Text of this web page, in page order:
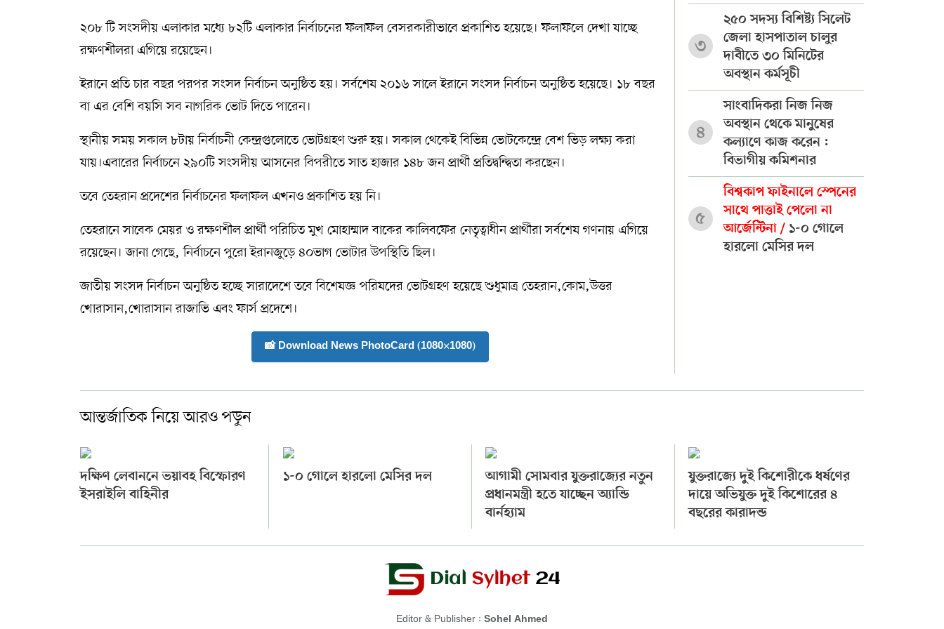
২০৮ টি সংসদীয় এলাকার মধ্যে ৮২টি এলাকার নির্বাচনের ফলাফল বেসরকারীভাবে প্রকাশিত হয়েছে। ফলাফলে দেখা যাচ্ছে
রক্ষণশীলরা এগিয়ে রয়েছেন।
ইরানে প্রতি চার বছর পরপর সংসদ নির্বাচন অনুষ্ঠিত হয়। সর্বশেষ ২০১৬ সালে ইরানে সংসদ নির্বাচন অনুষ্ঠিত হয়েছে। ১৮ বছর
বা এর বেশি বয়সি সব নাগরিক ভোট দিতে পারেন।
স্থানীয় সময় সকাল ৮টায় নির্বাচনী কেন্দ্রগুলোতে ভোটগ্রহণ শুরু হয়। সকাল থেকেই বিভিন্ন ভোটকেন্দ্রে বেশ ভিড় লক্ষ্য করা
যায়।এবারের নির্বাচনে ২৯০টি সংসদীয় আসনের বিপরীতে সাত হাজার ১৪৮ জন প্রার্থী প্রতিদ্বন্দ্বিতা করছেন।
তবে তেহরান প্রদেশের নির্বাচনের ফলাফল এখনও প্রকাশিত হয় নি।
তেহরানে সাবেক মেয়র ও রক্ষণশীল প্রার্থী পরিচিত মুখ মোহাম্মাদ বাকের কালিবফের নেতৃত্বাধীন প্রার্থীরা সর্বশেষ গণনায় এগিয়ে
রয়েছেন। জানা গেছে, নির্বাচনে পুরো ইরানজুড়ে ৪০ভাগ ভোটার উপস্থিতি ছিল।
জাতীয় সংসদ নির্বাচন অনুষ্ঠিত হচ্ছে সারাদেশে তবে বিশেষজ্ঞ পরিষদের ভোটগ্রহণ হয়েছে শুধুমাত্র তেহরান,কোম,উত্তর
খোরাসান,খোরাসান রাজাভি এবং ফার্স প্রদেশে।
📸 Download News PhotoCard (1080×1080)
৩
২৫০ সদস্য বিশিষ্ট্য সিলেট
জেলা হাসপাতাল চালুর
দাবীতে ৩০ মিনিটের
অবস্থান কর্মসূচী
৪
সাংবাদিকরা নিজ নিজ
অবস্থান থেকে মানুষের
কল্যাণে কাজ করেন :
বিভাগীয় কমিশনার
৫
বিশ্বকাপ ফাইনালে স্পেনের
সাথে পাত্তাই পেলো না
আর্জেন্টিনা / ১-০ গোলে
হারলো মেসির দল
আন্তর্জাতিক নিয়ে আরও পড়ুন
দক্ষিণ লেবাননে ভয়াবহ বিস্ফোরণ
ইসরাইলি বাহিনীর
১-০ গোলে হারলো মেসির দল
আগামী সোমবার যুক্তরাজ্যের নতুন
প্রধানমন্ত্রী হতে যাচ্ছেন অ্যান্ডি
বার্নহ্যাম
যুক্তরাজ্যে দুই কিশোরীকে ধর্ষণের
দায়ে অভিযুক্ত দুই কিশোরের ৪
বছরের কারাদন্ড
Editor & Publisher : Sohel Ahmed
সম্পাদকীয় কলাম